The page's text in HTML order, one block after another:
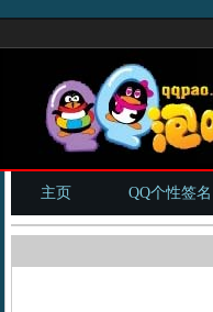
主页 QQ个性签名